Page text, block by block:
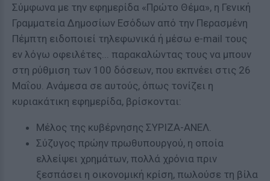
Σύμφωνα με την εφημερίδα «Πρώτο Θέμα», η Γενική
Γραμματεία Δημοσίων Εσόδων από την Περασμένη
Πέμπτη ειδοποιεί τηλεφωνικά ή μέσω e-mail τους
εν λόγω οφειλέτες... παρακαλώντας τους να μπουν
στη ρύθμιση των 100 δόσεων, που εκπνέει στις 26
Μαΐου. Ανάμεσα σε αυτούς, όπως τονίζει η
κυριακάτικη εφημερίδα, βρίσκονται:
Μέλος της κυβέρνησης ΣΥΡΙΖΑ-ΑΝΕΛ.
Σύζυγος πρώην πρωθυπουργού, η οποία
ελλείψει χρημάτων, πολλά χρόνια πριν
ξεσπάσει η οικονομική κρίση, πωλούσε τη βίλα